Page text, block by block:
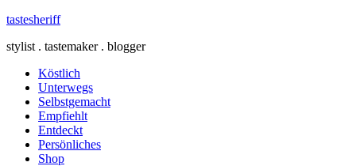
tastesheriff
stylist . tastemaker . blogger
Köstlich
Unterwegs
Selbstgemacht
Empfiehlt
Entdeckt
Persönliches
Shop